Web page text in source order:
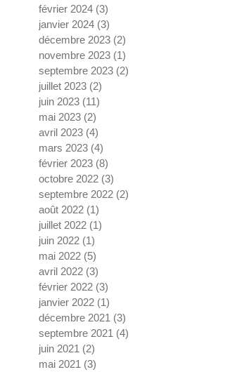
février 2024 (3)
janvier 2024 (3)
décembre 2023 (2)
novembre 2023 (1)
septembre 2023 (2)
juillet 2023 (2)
juin 2023 (11)
mai 2023 (2)
avril 2023 (4)
mars 2023 (4)
février 2023 (8)
octobre 2022 (3)
septembre 2022 (2)
août 2022 (1)
juillet 2022 (1)
juin 2022 (1)
mai 2022 (5)
avril 2022 (3)
février 2022 (3)
janvier 2022 (1)
décembre 2021 (3)
septembre 2021 (4)
juin 2021 (2)
mai 2021 (3)